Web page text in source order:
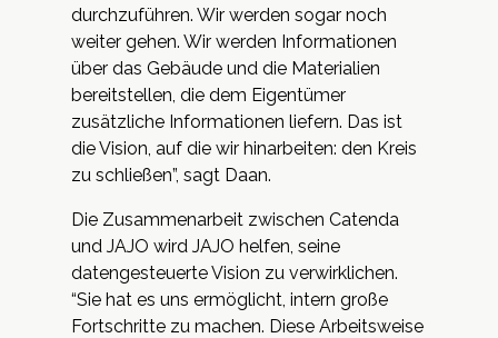
durchzuführen. Wir werden sogar noch
weiter gehen. Wir werden Informationen
über das Gebäude und die Materialien
bereitstellen, die dem Eigentümer
zusätzliche Informationen liefern. Das ist
die Vision, auf die wir hinarbeiten: den Kreis
zu schließen”, sagt Daan.
Die Zusammenarbeit zwischen Catenda
und JAJO wird JAJO helfen, seine
datengesteuerte Vision zu verwirklichen.
“Sie hat es uns ermöglicht, intern große
Fortschritte zu machen. Diese Arbeitsweise